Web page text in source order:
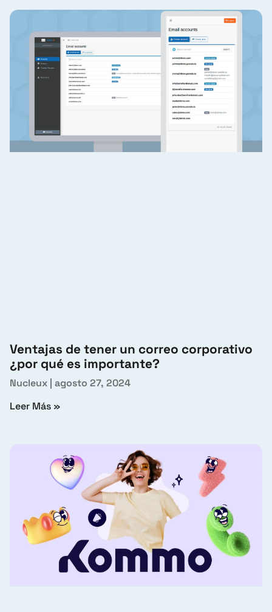
Ventajas de tener un correo corporativo
¿por qué es importante?
Nucleux agosto 27, 2024
Leer Más »